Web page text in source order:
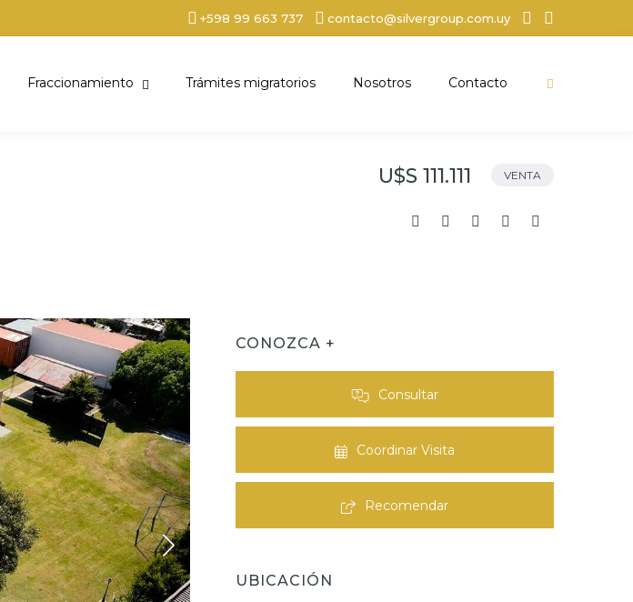
+598 99 663 737 contacto@silvergroup.com.uy
Fraccionamiento Trámites migratorios Nosotros Contacto
U$S 111.111 VENTA
CONOZCA +
Consultar
Coordinar Visita
Recomendar
UBICACIÓN